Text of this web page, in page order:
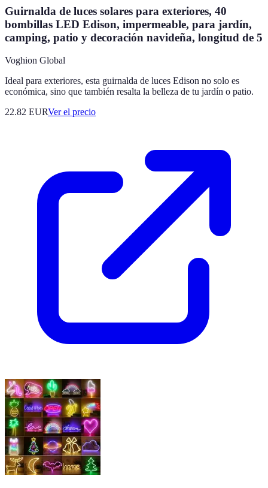
Guirnalda de luces solares para exteriores, 40
bombillas LED Edison, impermeable, para jardín,
camping, patio y decoración navideña, longitud de 5
Voghion Global
Ideal para exteriores, esta guirnalda de luces Edison no solo es
económica, sino que también resalta la belleza de tu jardín o patio.
22.82 EURVer el precio